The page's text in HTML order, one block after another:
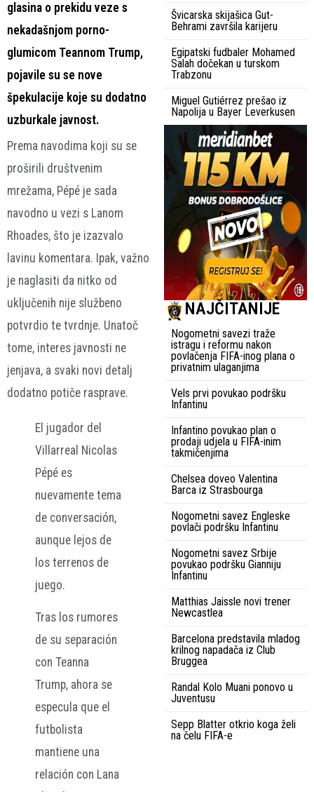
glasina o prekidu veze s
nekadašnjom porno-
glumicom Teannom Trump,
pojavile su se nove
špekulacije koje su dodatno
uzburkale javnost.
Prema navodima koji su se
proširili društvenim
mrežama, Pépé je sada
navodno u vezi s Lanom
Rhoades, što je izazvalo
lavinu komentara. Ipak, važno
je naglasiti da nitko od
uključenih nije službeno
potvrdio te tvrdnje. Unatoč
tome, interes javnosti ne
jenjava, a svaki novi detalj
dodatno potiče rasprave.
El jugador del
Villarreal Nicolas
Pépé es
nuevamente tema
de conversación,
aunque lejos de
los terrenos de
juego.
Tras los rumores
de su separación
con Teanna
Trump, ahora se
especula que el
futbolista
mantiene una
relación con Lana
Švicarska skijašica Gut-
Behrami završila karijeru
Egipatski fudbaler Mohamed
Salah dočekan u turskom
Trabzonu
Miguel Gutiérrez prešao iz
Napolija u Bayer Leverkusen
NAJČITANIJE
Nogometni savezi traže
istragu i reformu nakon
povlačenja FIFA-inog plana o
privatnim ulaganjima
Vels prvi povukao podršku
Infantinu
Infantino povukao plan o
prodaji udjela u FIFA-inim
takmičenjima
Chelsea doveo Valentina
Barca iz Strasbourga
Nogometni savez Engleske
povlači podršku Infantinu
Nogometni savez Srbije
povukao podršku Gianniju
Infantinu
Matthias Jaissle novi trener
Newcastlea
Barcelona predstavila mladog
krilnog napadača iz Club
Bruggea
Randal Kolo Muani ponovo u
Juventusu
Sepp Blatter otkrio koga želi
na čelu FIFA-e